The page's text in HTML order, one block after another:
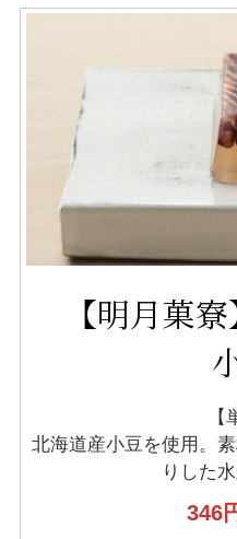
【明月菓
【
北海道産小豆を使用。
りした
346